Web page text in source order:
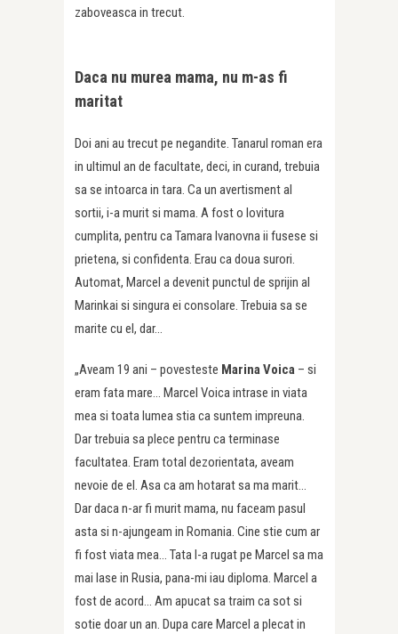
zaboveasca in trecut.
Daca nu murea mama, nu m-as fi
maritat
Doi ani au trecut pe negandite. Tanarul roman era
in ultimul an de facultate, deci, in curand, trebuia
sa se intoarca in tara. Ca un avertisment al
sortii, i-a murit si mama. A fost o lovitura
cumplita, pentru ca Tamara Ivanovna ii fusese si
prietena, si confidenta. Erau ca doua surori.
Automat, Marcel a devenit punctul de sprijin al
Marinkai si singura ei consolare. Trebuia sa se
marite cu el, dar…
„Aveam 19 ani – povesteste Marina Voica – si
eram fata mare… Marcel Voica intrase in viata
mea si toata lumea stia ca suntem impreuna.
Dar trebuia sa plece pentru ca terminase
facultatea. Eram total dezorientata, aveam
nevoie de el. Asa ca am hotarat sa ma marit…
Dar daca n-ar fi murit mama, nu faceam pasul
asta si n-ajungeam in Romania. Cine stie cum ar
fi fost viata mea… Tata l-a rugat pe Marcel sa ma
mai lase in Rusia, pana-mi iau diploma. Marcel a
fost de acord… Am apucat sa traim ca sot si
sotie doar un an. Dupa care Marcel a plecat in